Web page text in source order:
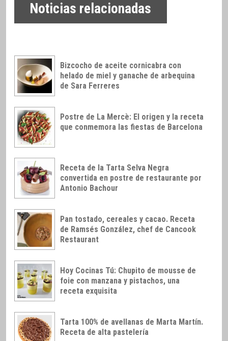
Noticias relacionadas
Bizcocho de aceite cornicabra con
helado de miel y ganache de arbequina
de Sara Ferreres
Postre de La Mercè: El origen y la receta
que conmemora las fiestas de Barcelona
Receta de la Tarta Selva Negra
convertida en postre de restaurante por
Antonio Bachour
Pan tostado, cereales y cacao. Receta
de Ramsés González, chef de Cancook
Restaurant
Hoy Cocinas Tú: Chupito de mousse de
foie con manzana y pistachos, una
receta exquisita
Tarta 100% de avellanas de Marta Martín.
Receta de alta pastelería